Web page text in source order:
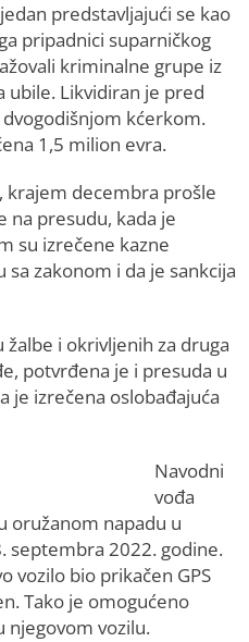
predstavljajući se kao
pripadnici suparničkog
kriminalne grupe iz
ubile. Likvidiran je pred
kćerkom.
1,5 milion evra.
krajem decembra prošle
na presudu, kada je
su izrečene kazne
zakonom i da je sankcija
i okrivljenih za druga
potvrđena je i presuda u
je izrečena oslobađajuća
Navodni
vođa
oružanom napadu u
septembra 2022. godine.
vozilo bio prikačen GPS
Tako je omogućeno
njegovom vozilu.